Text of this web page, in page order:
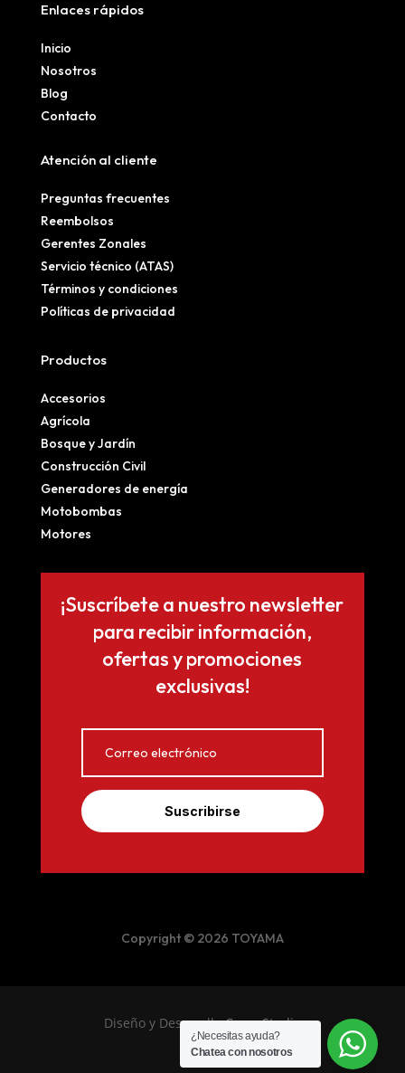
Enlaces rápidos
Inicio
Nosotros
Blog
Contacto
Atención al cliente
Preguntas frecuentes
Reembolsos
Gerentes Zonales
Servicio técnico (ATAS)
Términos y condiciones
Políticas de privacidad
Productos
Accesorios
Agrícola
Bosque y Jardín
Construcción Civil
Generadores de energía
Motobombas
Motores
¡Suscríbete a nuestro newsletter
para recibir información,
ofertas y promociones
exclusivas!
Suscribirse
Copyright © 2026 TOYAMA
Diseño y DesarrolloCrear Studio
¿Necesitas ayuda?
Chatea con nosotros